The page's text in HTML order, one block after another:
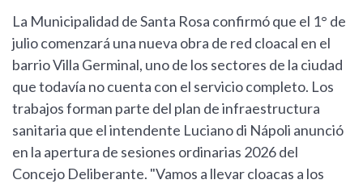
La Municipalidad de Santa Rosa confirmó que el 1° de
julio comenzará una nueva obra de red cloacal en el
barrio Villa Germinal, uno de los sectores de la ciudad
que todavía no cuenta con el servicio completo. Los
trabajos forman parte del plan de infraestructura
sanitaria que el intendente Luciano di Nápoli anunció
en la apertura de sesiones ordinarias 2026 del
Concejo Deliberante. "Vamos a llevar cloacas a los